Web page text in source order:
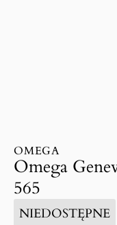
OMEGA
Omega
565
NIEDOSTĘPNE